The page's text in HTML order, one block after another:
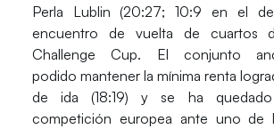
Perla Lublin(20:27; 10:9 en el
encuentro de vuelta de cuartos
Challenge Cup. El conjunto
podido mantener la mínima renta
de ida (18:19) y se ha
competición europea ante uno de